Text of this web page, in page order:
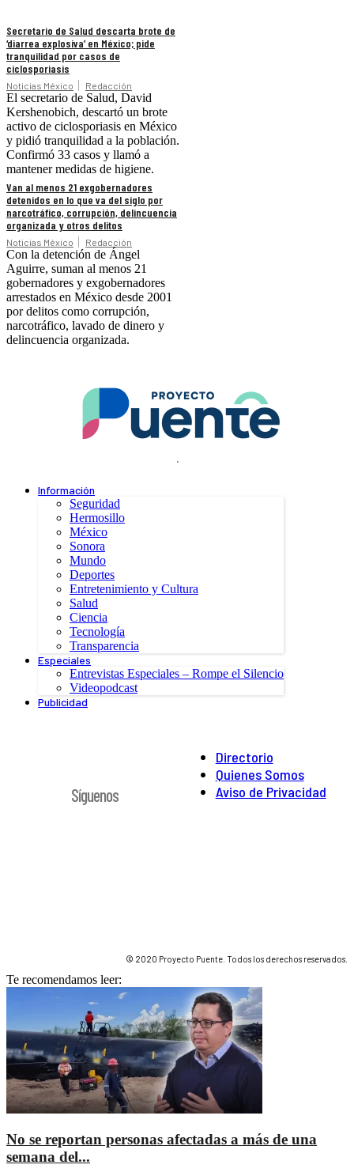
Secretario de Salud descarta brote de
‘diarrea explosiva’ en México; pide
tranquilidad por casos de
ciclosporiasis
Noticias México Redacción
El secretario de Salud, David
Kershenobich, descartó un brote
activo de ciclosporiasis en México
y pidió tranquilidad a la población.
Confirmó 33 casos y llamó a
mantener medidas de higiene.
Van al menos 21 exgobernadores
detenidos en lo que va del siglo por
narcotráfico, corrupción, delincuencia
organizada y otros delitos
Noticias México Redacción
Con la detención de Ángel
Aguirre, suman al menos 21
gobernadores y exgobernadores
arrestados en México desde 2001
por delitos como corrupción,
narcotráfico, lavado de dinero y
delincuencia organizada.
.
Información
Seguridad
Hermosillo
México
Sonora
Mundo
Deportes
Entretenimiento y Cultura
Salud
Ciencia
Tecnología
Transparencia
Especiales
Entrevistas Especiales – Rompe el Silencio
Videopodcast
Publicidad
Directorio
Quienes Somos
Aviso de Privacidad
Síguenos
© 2020 Proyecto Puente. Todos los derechos reservados.
Te recomendamos leer:
No se reportan personas afectadas a más de una
semana del...